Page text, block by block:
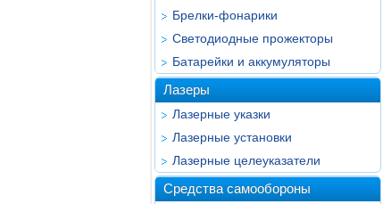
Брелки-фонарики
Светодиодные прожекторы
Батарейки и аккумуляторы
Лазеры
Лазерные указки
Лазерные установки
Лазерные целеуказатели
Средства самообороны